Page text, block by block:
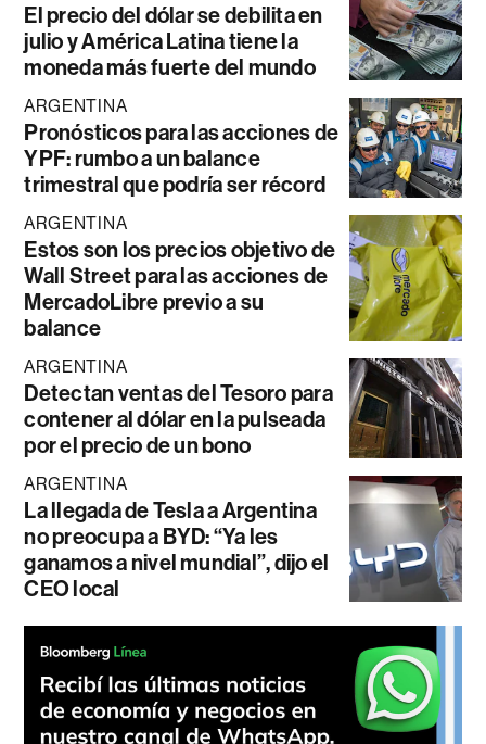
El precio del dólar se debilita en
julio y América Latina tiene la
moneda más fuerte del mundo
ARGENTINA
Pronósticos para las acciones de
YPF: rumbo a un balance
trimestral que podría ser récord
ARGENTINA
Estos son los precios objetivo de
Wall Street para las acciones de
MercadoLibre previo a su
balance
ARGENTINA
Detectan ventas del Tesoro para
contener al dólar en la pulseada
por el precio de un bono
ARGENTINA
La llegada de Tesla a Argentina
no preocupa a BYD: “Ya les
ganamos a nivel mundial”, dijo el
CEO local